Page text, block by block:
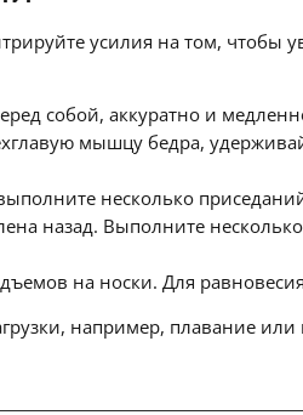
усилия на том,
собой, аккуратно и
мышцу бедра,
несколько
назад. Выполните
на носки. Для
например, плавание или